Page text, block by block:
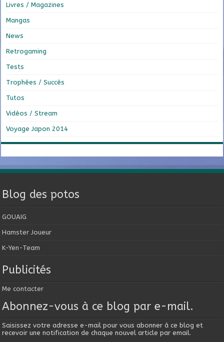
Livres / Magazines
Mangas
News
Retrogaming
Tests
Trophées / Succès
Tutos
Vidéos / Stream
Voyage Japon 2014
Blog des potos
GOUAIG
Hamster Joueur
K-Yen-Team
Publicités
Me contacter
Abonnez-vous à ce blog par e-mail.
Saisissez votre adresse e-mail pour vous abonner à ce blog et
recevoir une notification de chaque nouvel article par email.